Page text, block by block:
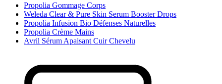
Propolia Gommage Corps
Weleda Clear & Pure Skin Serum Booster Drops
Propolia Infusion Bio Défenses Naturelles
Propolia Crème Mains
Avril Sérum Apaisant Cuir Chevelu